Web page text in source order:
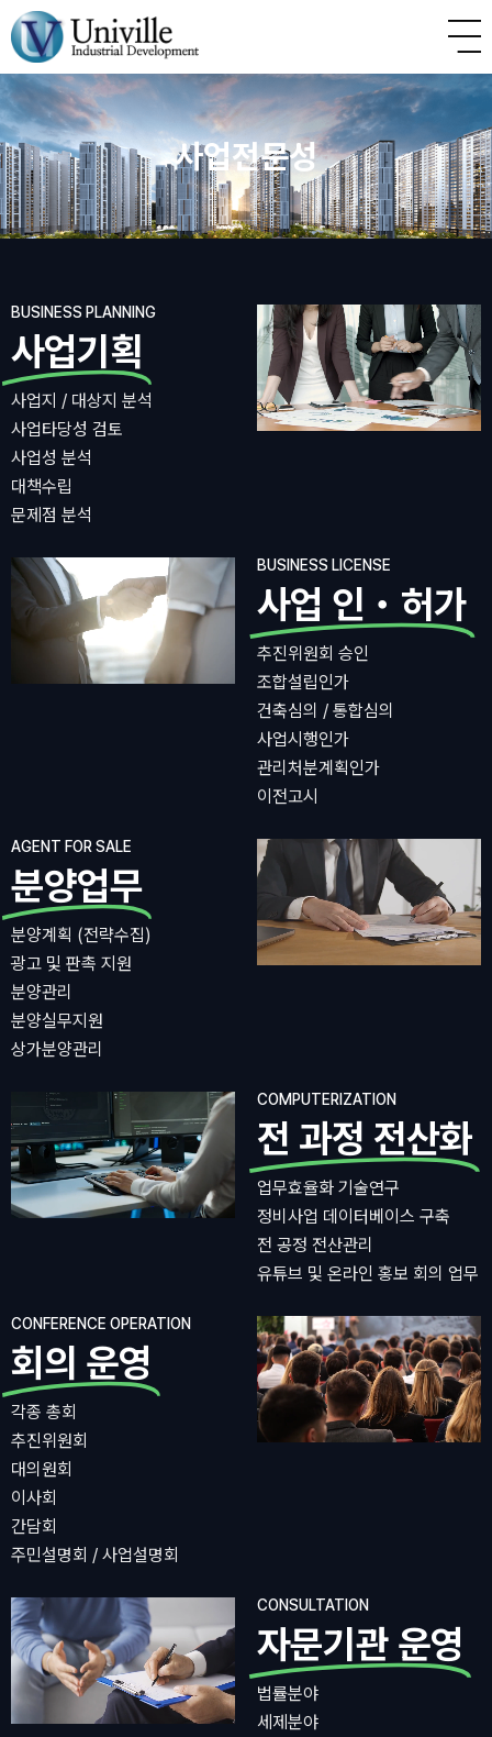
사업전문성
BUSINESS PLANNING
사업기획
사업지 / 대상지 분석
사업타당성 검토
사업성 분석
대책수립
문제점 분석
BUSINESS LICENSE
사업 인・허가
추진위원회 승인
조합설립인가
건축심의 / 통합심의
사업시행인가
관리처분계획인가
이전고시
AGENT FOR SALE
분양업무
분양계획 (전략수집)
광고 및 판촉 지원
분양관리
분양실무지원
상가분양관리
COMPUTERIZATION
전 과정 전산화
업무효율화 기술연구
정비사업 데이터베이스 구축
전 공정 전산관리
유튜브 및 온라인 홍보 회의 업무
CONFERENCE OPERATION
회의 운영
각종 총회
추진위원회
대의원회
이사회
간담회
주민설명회 / 사업설명회
CONSULTATION
자문기관 운영
법률분야
세제분야